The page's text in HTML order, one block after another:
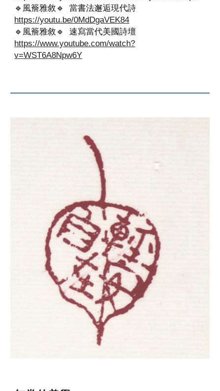
🔹️ 風簷雅敘 🔹️
當書法邂逅現代詩
https://youtu.be/0MdDgaVEK84
🔹️ 風簷雅敘 🔹️
速寫當代美國詩壇
https://www.youtube.com/watch?
v=WST6A8Npw6Y